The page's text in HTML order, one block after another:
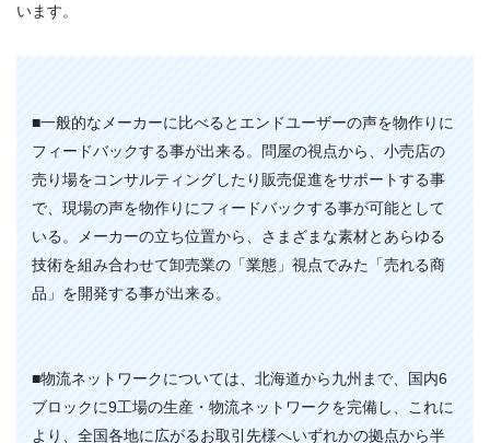
います。
■一般的なメーカーに比べるとエンドユーザーの声を物作りに
フィードバックする事が出来る。問屋の視点から、小売店の
売り場をコンサルティングしたり販売促進をサポートする事
で、現場の声を物作りにフィードバックする事が可能として
いる。メーカーの立ち位置から、さまざまな素材とあらゆる
技術を組み合わせて卸売業の「業態」視点でみた「売れる商
品」を開発する事が出来る。
■物流ネットワークについては、北海道から九州まで、国内6
ブロックに9工場の生産・物流ネットワークを完備し、これに
より、全国各地に広がるお取引先様へいずれかの拠点から半